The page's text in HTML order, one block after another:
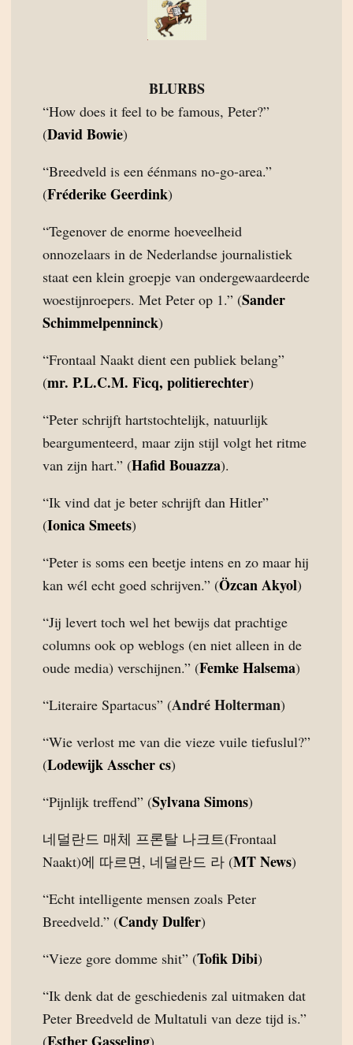
BLURBS
“How does it feel to be famous, Peter?”
(David Bowie)
“Breedveld is een éénmans no-go-area.”
(Fréderike Geerdink)
“Tegenover de enorme hoeveelheid
onnozelaars in de Nederlandse journalistiek
staat een klein groepje van ondergewaardeerde
woestijnroepers. Met Peter op 1.” (Sander
Schimmelpenninck)
“Frontaal Naakt dient een publiek belang”
(mr. P.L.C.M. Ficq, politierechter)
“Peter schrijft hartstochtelijk, natuurlijk
beargumenteerd, maar zijn stijl volgt het ritme
van zijn hart.” (Hafid Bouazza).
“Ik vind dat je beter schrijft dan Hitler”
(Ionica Smeets)
“Peter is soms een beetje intens en zo maar hij
kan wél echt goed schrijven.” (Özcan Akyol)
“Jij levert toch wel het bewijs dat prachtige
columns ook op weblogs (en niet alleen in de
oude media) verschijnen.” (Femke Halsema)
“Literaire Spartacus” (André Holterman)
“Wie verlost me van die vieze vuile tiefuslul?”
(Lodewijk Asscher cs)
“Pijnlijk treffend” (Sylvana Simons)
네덜란드 매체 프론탈 나크트(Frontaal
Naakt)에 따르면, 네덜란드 라 (MT News)
“Echt intelligente mensen zoals Peter
Breedveld.” (Candy Dulfer)
“Vieze gore domme shit” (Tofik Dibi)
“Ik denk dat de geschiedenis zal uitmaken dat
Peter Breedveld de Multatuli van deze tijd is.”